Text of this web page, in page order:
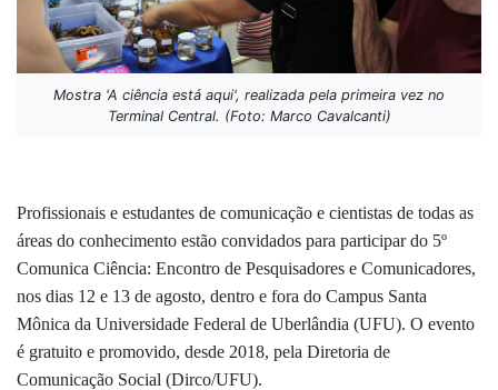
Mostra 'A ciência está aqui', realizada pela primeira vez no
Terminal Central. (Foto: Marco Cavalcanti)
Profissionais e estudantes de comunicação e cientistas de todas as
áreas do conhecimento estão convidados para participar do 5º
Comunica Ciência: Encontro de Pesquisadores e Comunicadores,
nos dias 12 e 13 de agosto, dentro e fora do Campus Santa
Mônica da Universidade Federal de Uberlândia (UFU). O evento
é gratuito e promovido, desde 2018, pela Diretoria de
Comunicação Social (Dirco/UFU).